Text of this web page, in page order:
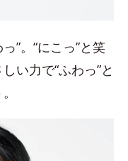
”。“にこっ”と笑
い力で“ふわっ”と